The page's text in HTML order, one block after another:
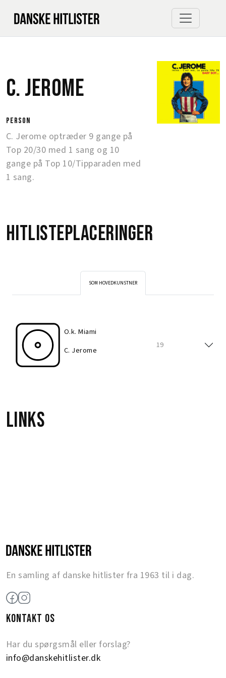
C. Jerome
person
C. Jerome optræder 9 gange på
Top 20/30 med 1 sang og 10
gange på Top 10/Tipparaden med
1 sang.
Hitlisteplaceringer
SOM HOVEDKUNSTNER
O.k. Miami
C. Jerome
19
Links
En samling af danske hitlister fra 1963 til i dag.
KONTAKT OS
Har du spørgsmål eller forslag?
info@danskehitlister.dk